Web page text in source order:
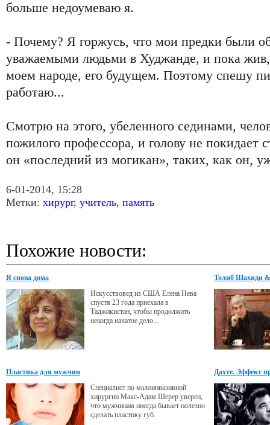
больше недоумеваю я.
- Почему? Я горжусь, что мои предки были
уважаемыми людьми в Худжанде, и пока жив,
моем народе, его будущем. Поэтому спешу
работаю...
Смотрю на этого, убеленного сединами,
пожилого профессора, и голову не покидает
он «последний из могикан», таких, как он,
6-01-2014, 15:28
Метки: хирург, учитель, память
Похожие новости:
Я снова дома
Искусствовед из США Елена Нева
спустя 23 года приехала в
Таджикистан, чтобы продолжить
некогда начатое дело...
Толиб Шахиди &
Пластика для мужчин
Специалист по малоинвазивной
хирургии Макс-Адам Шерер уверен,
что мужчинам иногда бывает полезно
сделать пластику губ.
Дахте. Эффект